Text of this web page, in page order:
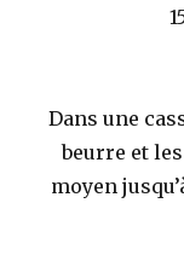
Dans une
beurre et
moyen